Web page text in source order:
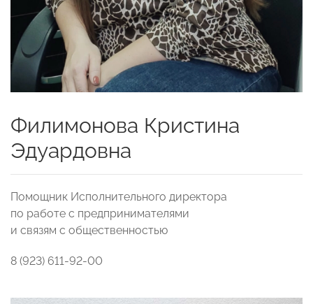
Филимонова Кристина
Эдуардовна
Помощник Исполнительного директора
по работе с предпринимателями
и связям с общественностью
8 (923) 611-92-00